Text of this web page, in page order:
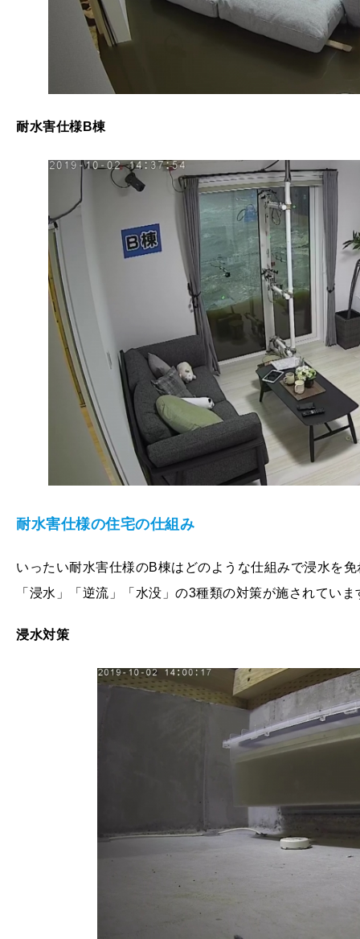
耐水害仕様B棟
耐水害仕様の住宅の仕組み
いったい耐水害仕様のB棟はどのような仕組みで浸水を
「浸水」「逆流」「水没」の3種類の対策が施されていま
浸水対策